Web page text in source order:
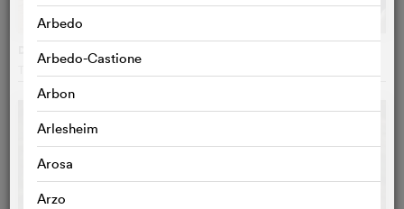
Arbedo
Arbedo-Castione
Arbon
Arlesheim
Arosa
Arzo
Drunk